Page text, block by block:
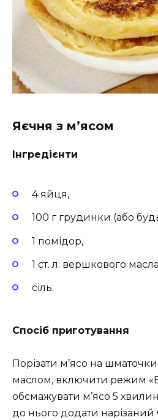
Яєчня з м’ясом
Інгредієнти
4 яйця,
100 г грудинки (або
1 помідор,
1 ст. л. вершкового
сіль.
Спосіб приготування
Порізати м’ясо на
маслом, включити режим
обсмажувати м’ясо 5
до нього додати нарізаний